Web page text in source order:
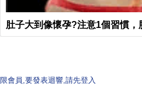
肚子大到像懷孕?注意1個習慣，
限會員,要發表迴響,請先登入